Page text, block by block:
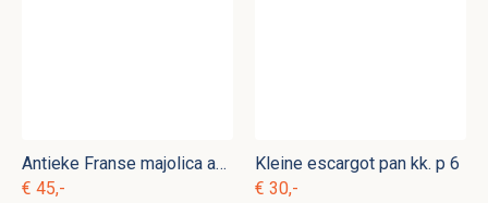
Antieke Franse majolica aspergeschaal serveerschaal
€ 45,-
Kleine escargot pan kk. p 6
€ 30,-